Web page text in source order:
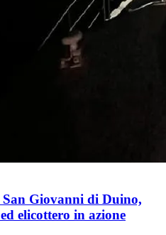
Giovanni di Duino,
elicottero in azione